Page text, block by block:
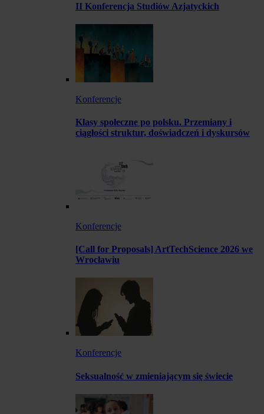
II Konferencja Studiów Azjatyckich
Konferencje
Klasy społeczne po polsku. Przemiany i
ciągłości struktur, doświadczeń i dyskursów
Konferencje
[Call for Proposals] ArtTechScience 2026 we
Wrocławiu
Konferencje
Seksualność w zmieniającym się świecie